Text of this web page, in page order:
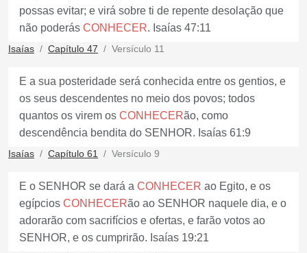
possas evitar; e virá sobre ti de repente desolação que
não poderás CONHECER. Isaías 47:11
Isaías Capítulo 47 Versículo 11
E a sua posteridade será conhecida entre os gentios, e
os seus descendentes no meio dos povos; todos
quantos os virem os CONHECERão, como
descendência bendita do SENHOR. Isaías 61:9
Isaías Capítulo 61 Versículo 9
E o SENHOR se dará a CONHECER ao Egito, e os
egípcios CONHECERão ao SENHOR naquele dia, e o
adorarão com sacrifícios e ofertas, e farão votos ao
SENHOR, e os cumprirão. Isaías 19:21